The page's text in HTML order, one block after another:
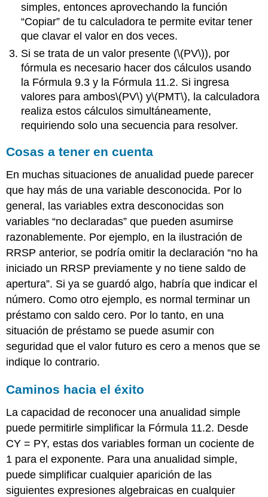
simples, entonces aprovechando la función
“Copiar” de tu calculadora te permite evitar tener
que clavar el valor en dos veces.
Si se trata de un valor presente (\(PV\)), por
fórmula es necesario hacer dos cálculos usando
la Fórmula 9.3 y la Fórmula 11.2. Si ingresa
valores para ambos\(PV\) y\(PMT\), la calculadora
realiza estos cálculos simultáneamente,
requiriendo solo una secuencia para resolver.
Cosas a tener en cuenta
En muchas situaciones de anualidad puede parecer
que hay más de una variable desconocida. Por lo
general, las variables extra desconocidas son
variables “no declaradas” que pueden asumirse
razonablemente. Por ejemplo, en la ilustración de
RRSP anterior, se podría omitir la declaración “no ha
iniciado un RRSP previamente y no tiene saldo de
apertura”. Si ya se guardó algo, habría que indicar el
número. Como otro ejemplo, es normal terminar un
préstamo con saldo cero. Por lo tanto, en una
situación de préstamo se puede asumir con
seguridad que el valor futuro es cero a menos que se
indique lo contrario.
Caminos hacia el éxito
La capacidad de reconocer una anualidad simple
puede permitirle simplificar la Fórmula 11.2. Desde
CY = PY, estas dos variables forman un cociente de
1 para el exponente. Para una anualidad simple,
puede simplificar cualquier aparición de las
siguientes expresiones algebraicas en cualquier